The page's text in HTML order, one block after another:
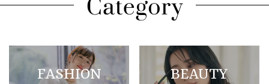
FASHION BEAUTY